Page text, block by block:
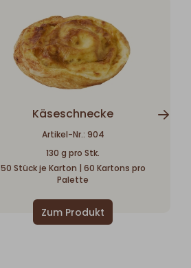
Käseschnecke
Artikel-Nr.: 904
130 g pro Stk.
50 Stück je Karton | 60 Kartons pro
Palette